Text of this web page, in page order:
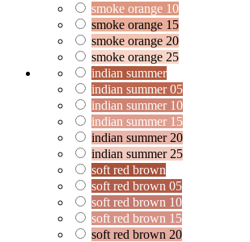
smoke orange 10
smoke orange 15
smoke orange 20
smoke orange 25
indian summer
indian summer 05
indian summer 10
indian summer 15
indian summer 20
indian summer 25
soft red brown
soft red brown 05
soft red brown 10
soft red brown 15
soft red brown 20